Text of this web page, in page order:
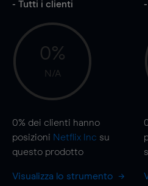
- Tutti i clienti
0%
N/A
0% dei clienti hanno
posizioni Netflix Inc su
questo prodotto
Visualizza lo strumento